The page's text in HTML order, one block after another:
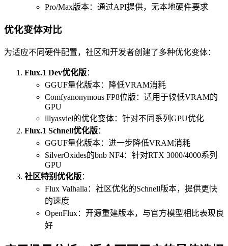
Pro/Max版本：通过API提供，无本地硬件要求
优化变体对比
为适应不同硬件配置，社区和开发者创建了多种优化变体：
Flux.1 Dev优化版：
GGUF量化版本：降低VRAM消耗
Comfyanonymous FP8位版：适用于较低VRAM的
GPU
lllyasviel的优化变体：针对不同系列GPU优化
Flux.1 Schnell优化版：
GGUF量化版本：进一步降低VRAM消耗
SilverOxides的bnb NF4：针对RTX 3000/4000系列
GPU
社区特别优化版：
Flux Valhalla：社区优化的Schnell版本，提供更快
的速度
OpenFlux：开源重建版本，与官方模型相比表现良
好